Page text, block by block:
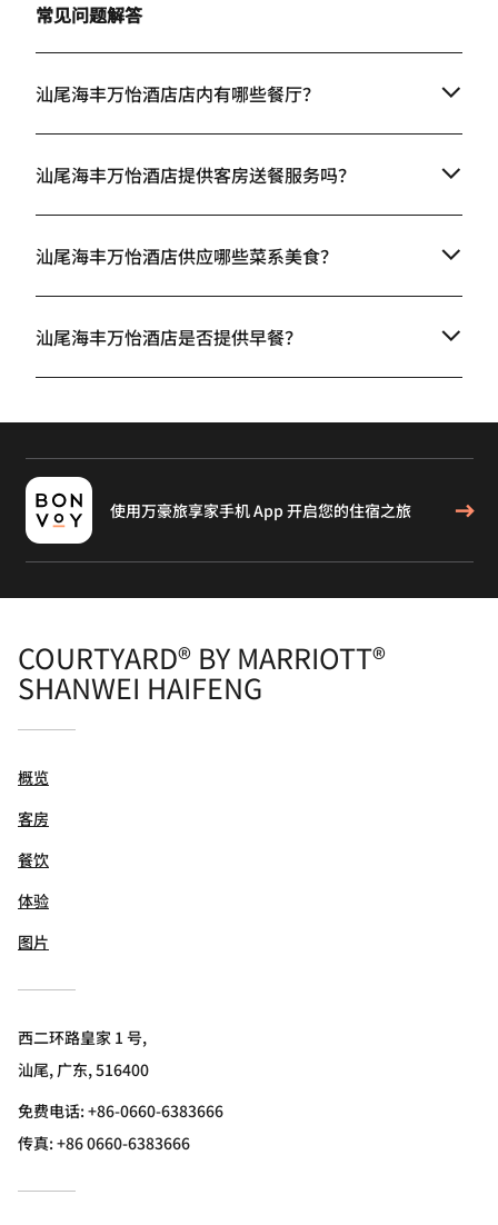
常见问题解答
汕尾海丰万怡酒店店内有哪些餐厅？
汕尾海丰万怡酒店提供客房送餐服务吗？
汕尾海丰万怡酒店供应哪些菜系美食？
汕尾海丰万怡酒店是否提供早餐？
使用万豪旅享家手机 App 开启您的住宿之旅
COURTYARD® BY MARRIOTT®
SHANWEI HAIFENG
概览
客房
餐饮
体验
图片
西二环路皇家 1 号,
汕尾, 广东, 516400
免费电话:+86-0660-6383666
传真:+86 0660-6383666